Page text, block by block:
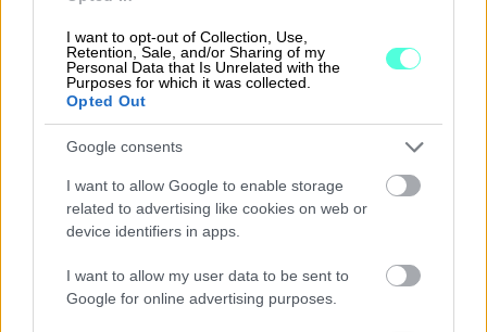
I want to opt-out of Collection, Use,
Retention, Sale, and/or Sharing of my
Personal Data that Is Unrelated with the
Purposes for which it was collected.
Opted Out
Google consents
I want to allow Google to enable storage
related to advertising like cookies on web or
device identifiers in apps.
I want to allow my user data to be sent to
Google for online advertising purposes.
mukana, jolloin tuotteet kohdistetaan
automaattisestituotekoodin perusteella
Nykyinen malli on suunniteltu erityisesti
työterveys- ja yksityisasiakkaille
tai tarkempi
hoidon kuvaus
asiakkaan tarpeen mukaan. Lisäksi
käynnin päivämäärä lisätään tuoteriveille
raportoinnista entistä sujuvampaa ja tarkempaa.